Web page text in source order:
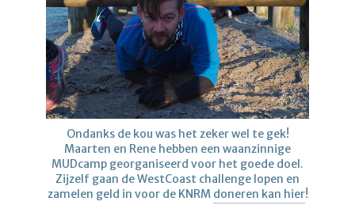
Ondanks de kou was het zeker wel te gek!
Maarten en Rene hebben een waanzinnige
MUDcamp georganiseerd voor het goede doel.
Zijzelf gaan de WestCoast challenge lopen en
zamelen geld in voor de KNRM doneren kan hier!